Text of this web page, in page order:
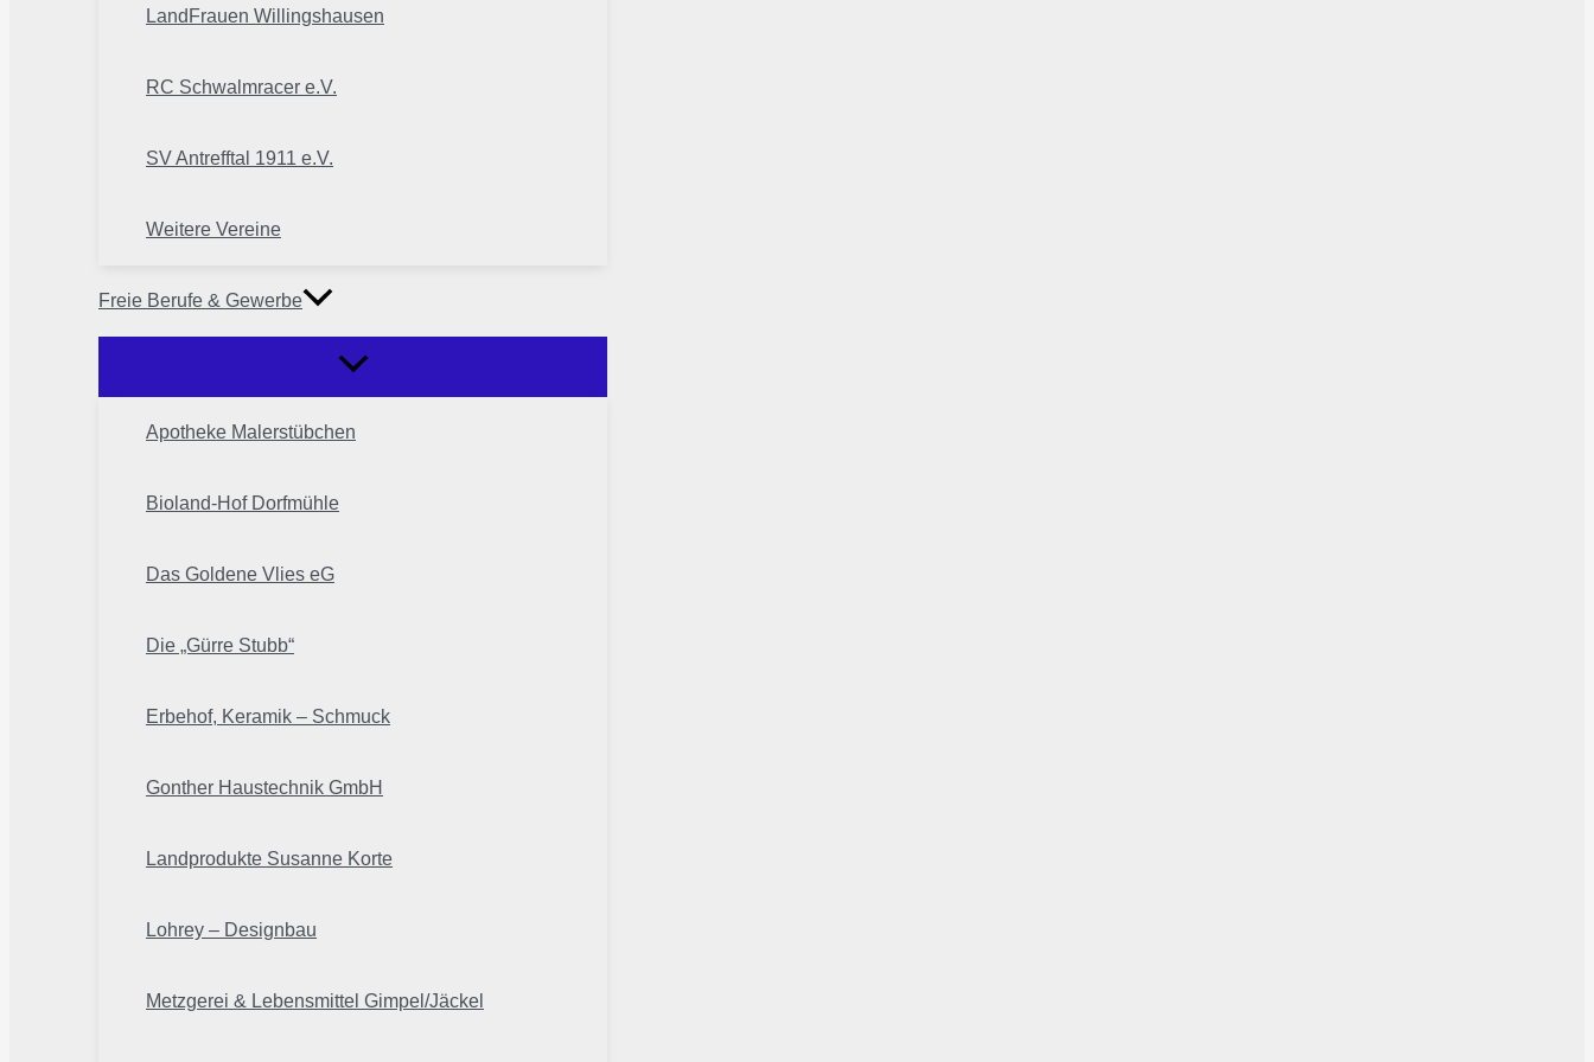
LandFrauen Willingshausen
RC Schwalmracer e.V.
SV Antrefftal 1911 e.V.
Weitere Vereine
Freie Berufe & Gewerbe
Apotheke Malerstübchen
Bioland-Hof Dorfmühle
Das Goldene Vlies eG
Die „Gürre Stubb“
Erbehof, Keramik – Schmuck
Gonther Haustechnik GmbH
Landprodukte Susanne Korte
Lohrey – Designbau
Metzgerei & Lebensmittel Gimpel/Jäckel